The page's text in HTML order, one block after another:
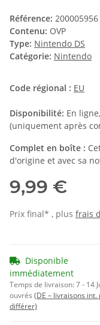
Référence: 200005956
Contenu: OVP
Type: Nintendo DS
Catégorie: Nintendo
Code régional : EU
Disponibilité: En
(uniquement après
Complet en boîte :
d'origine et avec sa
9,99 €
Prix final* , plus frais
Disponible
immédiatement
Temps de livraison:7 - 14
ouvrés (DE – livraisons int.
différer)